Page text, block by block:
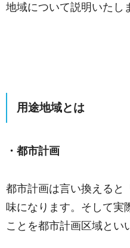
地域について説明いたし
用途地域とは
・都市計画
都市計画は言い換えると
味になります。そして実
ことを都市計画区域とい